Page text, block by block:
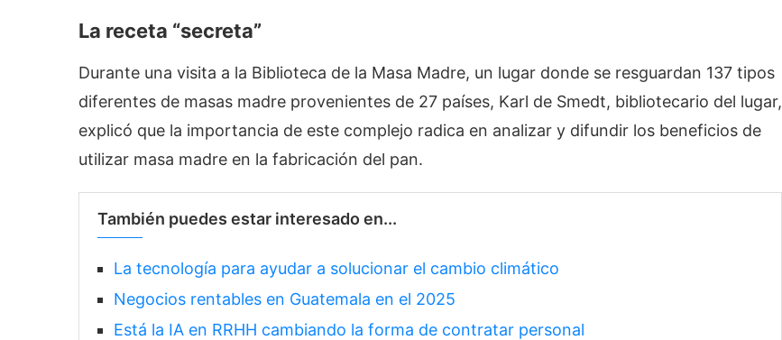
La receta “secreta”
Durante una visita a la Biblioteca de la Masa Madre, un lugar donde se resguardan 137 tipos
diferentes de masas madre provenientes de 27 países, Karl de Smedt, bibliotecario del lugar,
explicó que la importancia de este complejo radica en analizar y difundir los beneficios de
utilizar masa madre en la fabricación del pan.
También puedes estar interesado en...
La tecnología para ayudar a solucionar el cambio climático
Negocios rentables en Guatemala en el 2025
Está la IA en RRHH cambiando la forma de contratar personal